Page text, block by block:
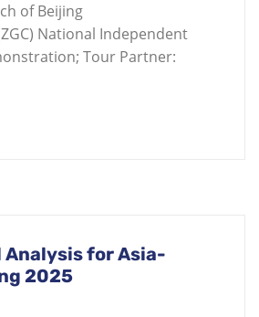
of Beijing
National Independent
Tour Partner:
Analysis for Asia-
2025